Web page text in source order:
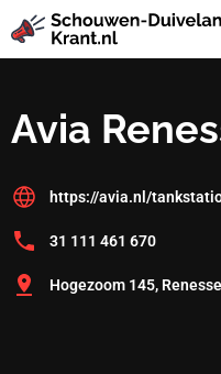
Avia
https://avia.nl/
31 111 461 670
Hogezoom 145, Renesse